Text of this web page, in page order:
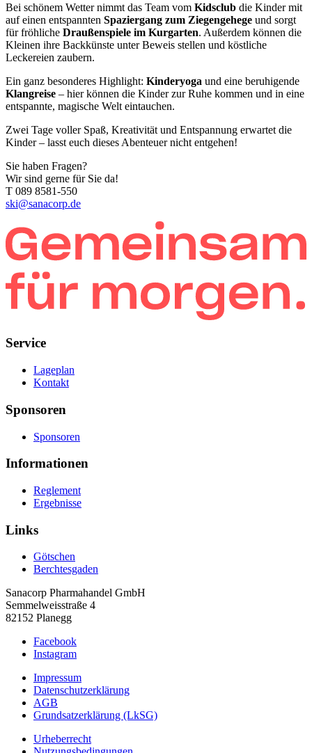
Bei schönem Wetter nimmt das Team vom Kidsclub die Kinder mit
auf einen entspannten Spaziergang zum Ziegengehege und sorgt
für fröhliche Draußenspiele im Kurgarten. Außerdem können die
Kleinen ihre Backkünste unter Beweis stellen und köstliche
Leckereien zaubern.
Ein ganz besonderes Highlight: Kinderyoga und eine beruhigende
Klangreise – hier können die Kinder zur Ruhe kommen und in eine
entspannte, magische Welt eintauchen.
Zwei Tage voller Spaß, Kreativität und Entspannung erwartet die
Kinder – lasst euch dieses Abenteuer nicht entgehen!
Sie haben Fragen?
Wir sind gerne für Sie da!
T 089 8581-550
ski@sanacorp.de
Service
Lageplan
Kontakt
Sponsoren
Sponsoren
Informationen
Reglement
Ergebnisse
Links
Götschen
Berchtesgaden
Sanacorp Pharmahandel GmbH
Semmelweisstraße 4
82152 Planegg
Facebook
Instagram
Impressum
Datenschutzerklärung
AGB
Grundsatzerklärung (LkSG)
Urheberrecht